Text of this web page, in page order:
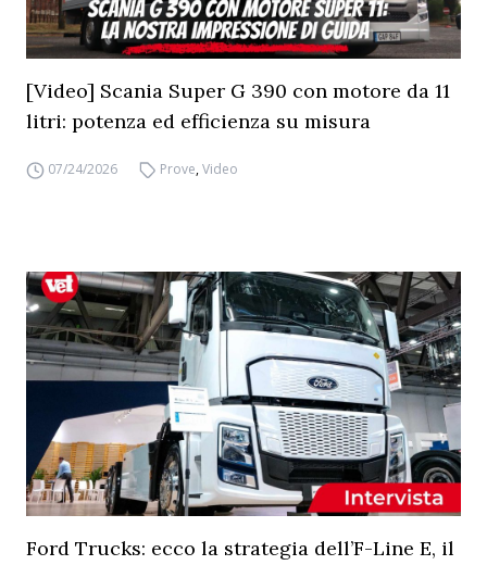
[Video] Scania Super G 390 con motore da 11
litri: potenza ed efficienza su misura
07/24/2026 Prove,Video
Ford Trucks: ecco la strategia dell’F-Line E, il